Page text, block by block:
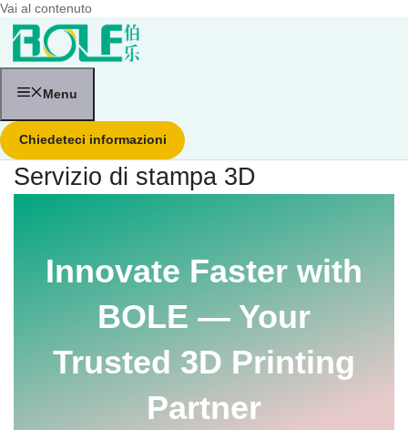
Vai al contenuto
Menu
Chiedeteci informazioni
Servizio di stampa 3D
Innovate Faster with
BOLE — Your
Trusted 3D Printing
Partner